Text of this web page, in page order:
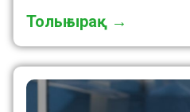
Толығырақ →